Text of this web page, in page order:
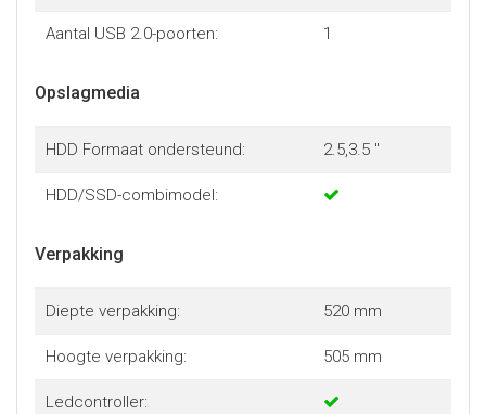
Aantal USB 2.0-poorten: 1
Opslagmedia
HDD Formaat ondersteund: 2.5,3.5 "
HDD/SSD-combimodel:
Verpakking
Diepte verpakking: 520 mm
Hoogte verpakking: 505 mm
Ledcontroller: